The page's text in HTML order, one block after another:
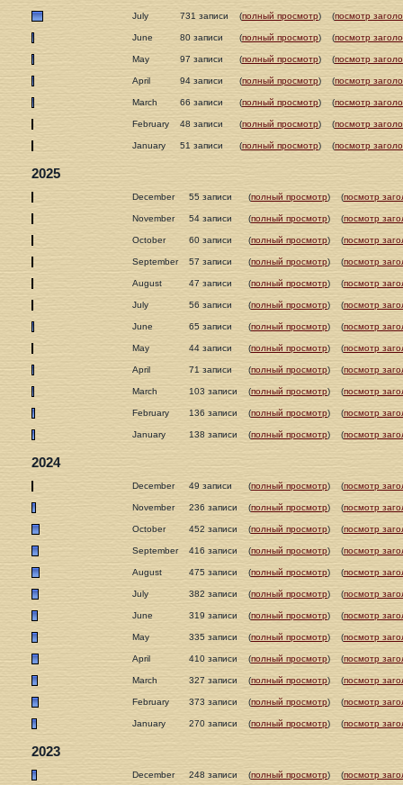
July 731 записи (полный просмотр) (посмотр
June 80 записи (полный просмотр) (посмотр
May 97 записи (полный просмотр) (посмотр
April 94 записи (полный просмотр) (посмотр
March 66 записи (полный просмотр) (посмотр
February 48 записи (полный просмотр) (посмотр
January 51 записи (полный просмотр) (посмотр
2025
December 55 записи (полный просмотр) (посмотр
November 54 записи (полный просмотр) (посмотр
October 60 записи (полный просмотр) (посмотр
September 57 записи (полный просмотр) (посмотр
August 47 записи (полный просмотр) (посмотр
July 56 записи (полный просмотр) (посмотр
June 65 записи (полный просмотр) (посмотр
May 44 записи (полный просмотр) (посмотр
April 71 записи (полный просмотр) (посмотр
March 103 записи (полный просмотр) (посмотр
February 136 записи (полный просмотр) (посмотр
January 138 записи (полный просмотр) (посмотр
2024
December 49 записи (полный просмотр) (посмотр
November 236 записи (полный просмотр) (посмотр
October 452 записи (полный просмотр) (посмотр
September 416 записи (полный просмотр) (посмотр
August 475 записи (полный просмотр) (посмотр
July 382 записи (полный просмотр) (посмотр
June 319 записи (полный просмотр) (посмотр
May 335 записи (полный просмотр) (посмотр
April 410 записи (полный просмотр) (посмотр
March 327 записи (полный просмотр) (посмотр
February 373 записи (полный просмотр) (посмотр
January 270 записи (полный просмотр) (посмотр
2023
December 248 записи (полный просмотр) (посмотр